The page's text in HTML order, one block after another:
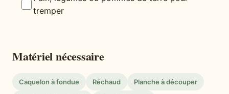
tremper
Matériel nécessaire
Caquelon à fondue Réchaud Planche à découper